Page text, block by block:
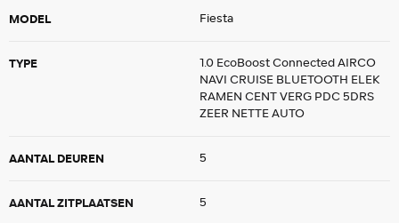
MODEL Fiesta
TYPE
1.0 EcoBoost Connected AIRCO
NAVI CRUISE BLUETOOTH ELEK
RAMEN CENT VERG PDC 5DRS
ZEER NETTE AUTO
AANTAL DEUREN 5
AANTAL ZITPLAATSEN 5